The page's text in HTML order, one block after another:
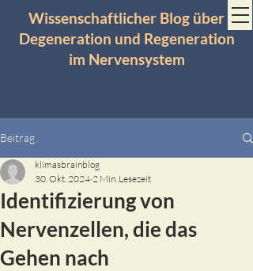
Wissenschaftlicher Blog über
Degeneration und Regeneration
im Nervensystem
Beitrag
Identifizierung von
Nervenzellen, die das
Gehen nach
klimasbrainblog
30. Okt. 2024 2 Min. Lesezeit